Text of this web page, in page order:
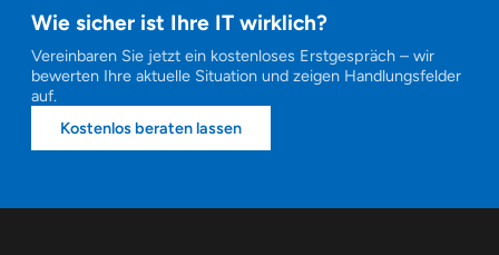
Wie sicher ist Ihre IT wirklich?
Vereinbaren Sie jetzt ein kostenloses Erstgespräch – wir
bewerten Ihre aktuelle Situation und zeigen Handlungsfelder
auf.
Kostenlos beraten lassen